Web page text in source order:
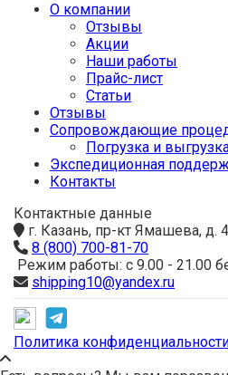
О компании
Отзывы
Акции
Наши работы
Прайс-лист
Статьи
Отзывы
Сопровождающие
Погрузка и
Экспедиционная
Контакты
Контактные данные
г. Казань, пр-кт Ямашева, д.
8 (800) 700-81-70
Режим работы: с 9.00 - 21.00
shipping10@yandex.ru
Политика